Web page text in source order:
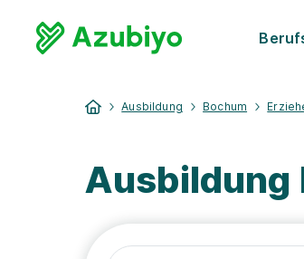
Ausbildung Bochum
Ausbildung